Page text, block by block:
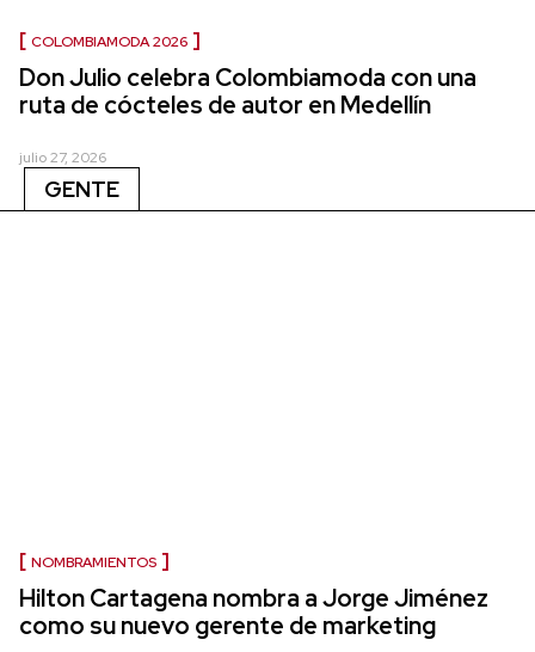
COLOMBIAMODA 2026
Don Julio celebra Colombiamoda con una
ruta de cócteles de autor en Medellín
julio 27, 2026
GENTE
NOMBRAMIENTOS
Hilton Cartagena nombra a Jorge Jiménez
como su nuevo gerente de marketing